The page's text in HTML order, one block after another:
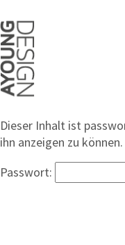
Dieser Inhalt ist
ihn anzeigen zu können.
Passwort: